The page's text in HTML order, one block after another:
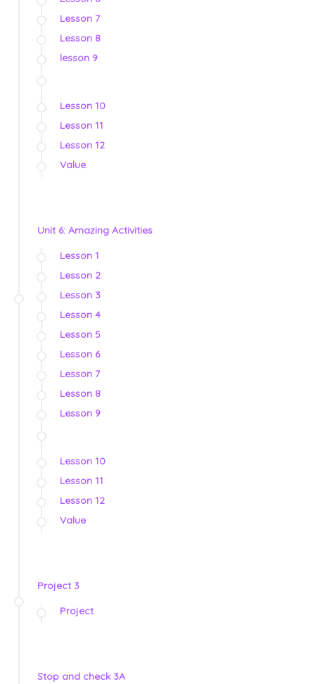
Lesson 7
Lesson 8
lesson 9
Lesson 10
Lesson 11
Lesson 12
Value
Unit 6: Amazing Activities
Lesson 1
Lesson 2
Lesson 3
Lesson 4
Lesson 5
Lesson 6
Lesson 7
Lesson 8
Lesson 9
Lesson 10
Lesson 11
Lesson 12
Value
Project 3
Project
Stop and check 3A